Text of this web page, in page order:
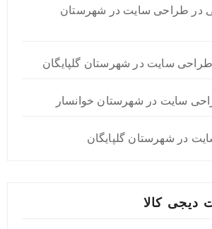
در طراحی سایت در شهرستان
طراحی سایت در شهرستان گلپایگان
سایت در شهرستان خوانسار
در شهرستان گلپایگان
دیجی کالا